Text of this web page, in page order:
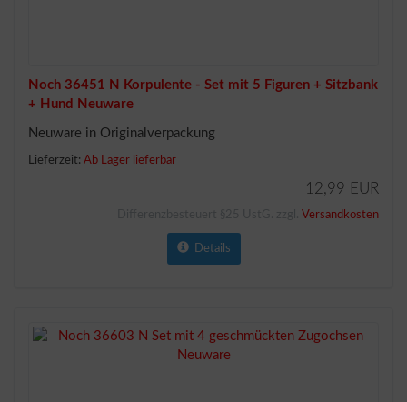
Noch 36451 N Korpulente - Set mit 5 Figuren + Sitzbank
+ Hund Neuware
Neuware in Originalverpackung
Lieferzeit: Ab Lager lieferbar
12,99 EUR
Versandkosten
Details